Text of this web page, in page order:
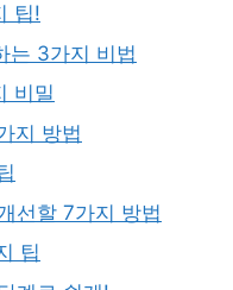
팁!
는 3가지 비법
비밀
지 방법
선할 7가지 방법
팁